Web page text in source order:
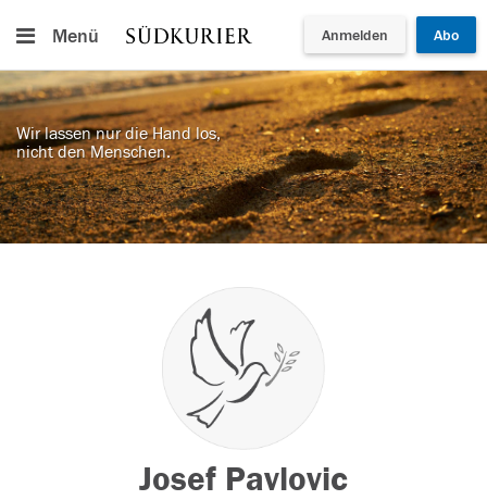
Menü Anmelden Abo
Wir lassen nur die Hand los,
nicht den Menschen.
Josef Pavlovic